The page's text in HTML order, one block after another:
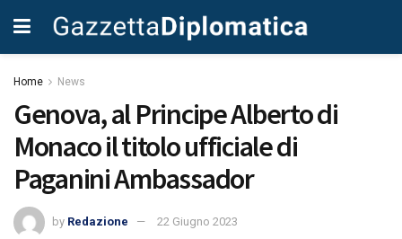
Home News
Genova, al Principe Alberto di
Monaco il titolo ufficiale di
Paganini Ambassador
by Redazione 22 Giugno 2023